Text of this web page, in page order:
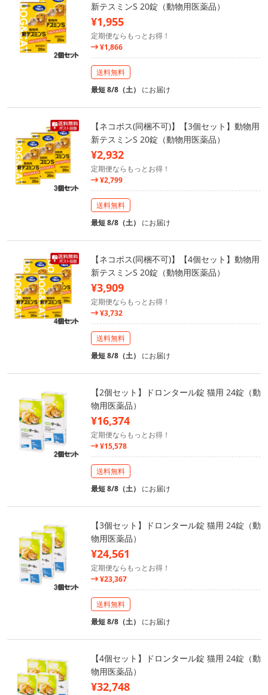
新テスミンS 20錠（動物用医薬品）
¥1,955
定期便ならもっとお得！
¥1,866
送料無料
最短 8/8（土） にお届け
【ネコポス(同梱不可)】【3個セット】動物用
新テスミンS 20錠（動物用医薬品）
¥2,932
定期便ならもっとお得！
¥2,799
送料無料
最短 8/8（土） にお届け
【ネコポス(同梱不可)】【4個セット】動物用
新テスミンS 20錠（動物用医薬品）
¥3,909
定期便ならもっとお得！
¥3,732
送料無料
最短 8/8（土） にお届け
【2個セット】ドロンタール錠 猫用 24錠（動
物用医薬品）
¥16,374
定期便ならもっとお得！
¥15,578
送料無料
最短 8/8（土） にお届け
【3個セット】ドロンタール錠 猫用 24錠（動
物用医薬品）
¥24,561
定期便ならもっとお得！
¥23,367
送料無料
最短 8/8（土） にお届け
【4個セット】ドロンタール錠 猫用 24錠（動
物用医薬品）
¥32,748